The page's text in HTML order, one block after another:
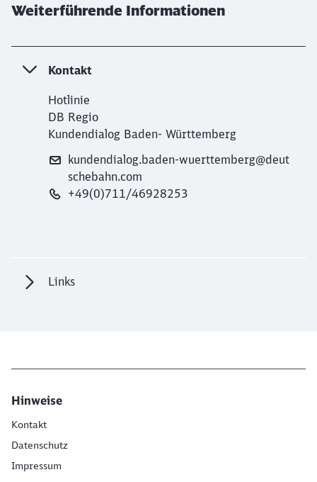
Weiterführende Informationen
Kontakt
Hotlinie
DB Regio
Kundendialog Baden- Württemberg
kundendialog.baden-wuerttemberg@deut
schebahn.com
+49(0)711/46928253
Links
Hinweise
Kontakt
Datenschutz
Impressum